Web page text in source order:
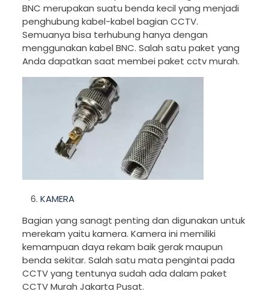
BNC merupakan suatu benda kecil yang menjadi
penghubung kabel-kabel bagian CCTV.
Semuanya bisa terhubung hanya dengan
menggunakan kabel BNC. Salah satu paket yang
Anda dapatkan saat membei paket cctv murah.
KAMERA
Bagian yang sanagt penting dan digunakan untuk
merekam yaitu kamera. Kamera ini memiliki
kemampuan daya rekam baik gerak maupun
benda sekitar. Salah satu mata pengintai pada
CCTV yang tentunya sudah ada dalam paket
CCTV Murah Jakarta Pusat.